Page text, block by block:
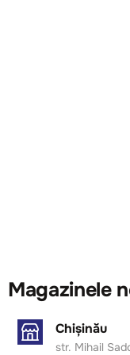
Magazinele
Chișinău
str. Mihail